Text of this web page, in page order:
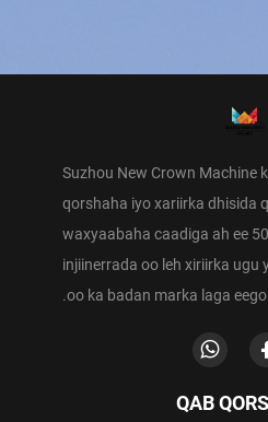
Suzhou New Crown Machine
qorshaha iyo xariirka dhisida
waxyaabaha caadiga ah ee
injiinerrada oo leh xiriirka ugu
oo ka badan marka laga eego.
QAB